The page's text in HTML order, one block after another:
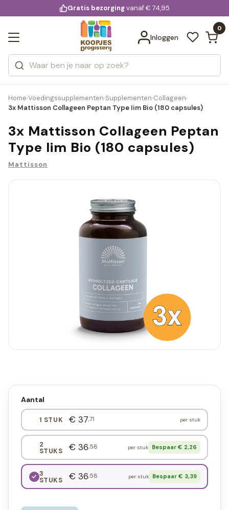
voor 20:00 uur besteld
Gratis bezorgingvanaf € 74,95
Inloggen
0
Zoeken
Categorieën
Merken
Bekijk alle resultaten
Home›Voedingssupplementen›Supplementen›Collageen›
3x Mattisson Collageen Peptan Type Iim Bio (180 capsules)
3x Mattisson Collageen Peptan
Type Iim Bio (180 capsules)
Mattisson
Aantal
1 STUK € 37,71 per stuk
2
STUKS € 36,58 per stuk Bespaar € 2,26
3
STUKS € 36,58 per stuk Bespaar € 3,39